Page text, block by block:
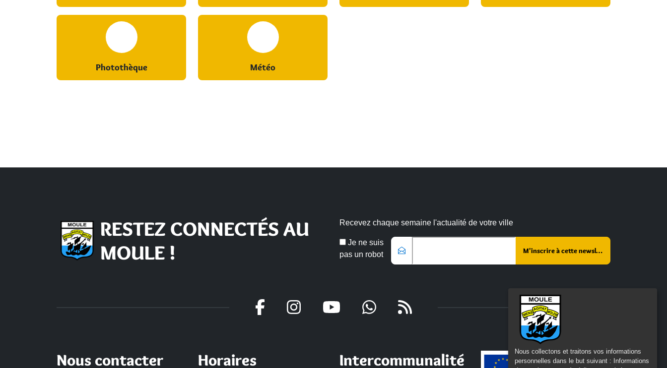
Nous collectons et traitons vos informations
personnelles dans le but suivant :
Informations
Photothèque Météo
RESTEZ CONNECTÉS AU
MOULE !
Recevez chaque semaine l'actualité de votre ville
Je ne suis
pas un robot
Veuillez laisser ce champ vide :
Email
Nous contacter Horaires Intercommunalité